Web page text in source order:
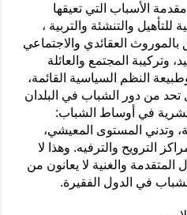
الأسباب التي تعيقها
والتنشئة والتربية ،
بالموروث العقائدي والاجتماعي
وتركيبة المجتمع والعائلة
النظم السياسية القائمة،
من دور الشباب في البلدان
في أوساط الشباب:
وتدني المستوى المعيشي،
الترويح والترفيه. وهذا لا
والغنية لا يعانون من
في الدول الفقيرة.